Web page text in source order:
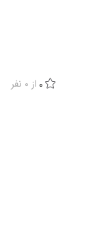
0 از 0 نفر